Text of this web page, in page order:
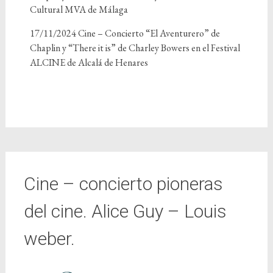
Cultural MVA de Málaga
17/11/2024 Cine – Concierto “El Aventurero” de
Chaplin y “There it is” de Charley Bowers en el Festival
ALCINE de Alcalá de Henares
Cine – concierto pioneras
del cine. Alice Guy – Louis
weber.